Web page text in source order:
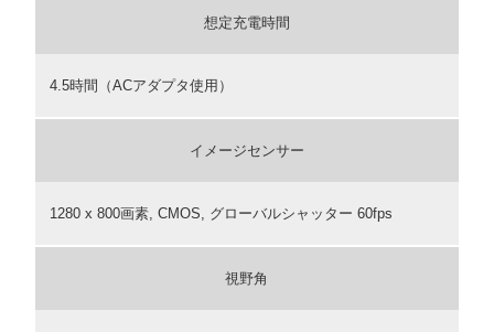
想定充電時間
4.5時間（ACアダプタ使用）
イメージセンサー
1280 x 800画素, CMOS, グローバルシャッター 60fps
視野角